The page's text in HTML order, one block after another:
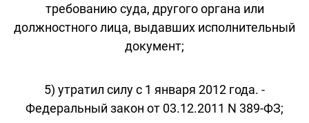
требованию суда, другого органа или
должностного лица, выдавших исполнительный
документ;
5) утратил силу с 1 января 2012 года. -
Федеральный закон от 03.12.2011 N 389-ФЗ;